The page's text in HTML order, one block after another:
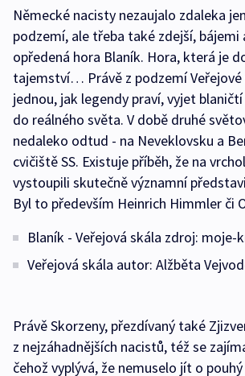
Německé nacisty nezaujalo zdaleka
podzemí, ale třeba také zdejší, bájemi
opředená hora Blaník. Hora, která je
tajemství… Právě z podzemí Veřejové
jednou, jak legendy praví, vyjet
do reálného světa. V době druhé
nedaleko odtud - na Neveklovsku a
cvičiště SS. Existuje příběh, že na
vystoupili skutečně významní
Byl to především Heinrich Himmler či
Blaník - Veřejová skála zdroj: moje-
Veřejová skála autor: Alžběta
Právě Skorzeny, přezdívaný také
z nejzáhadnějších nacistů, též se
čehož vyplývá, že nemuselo jít o